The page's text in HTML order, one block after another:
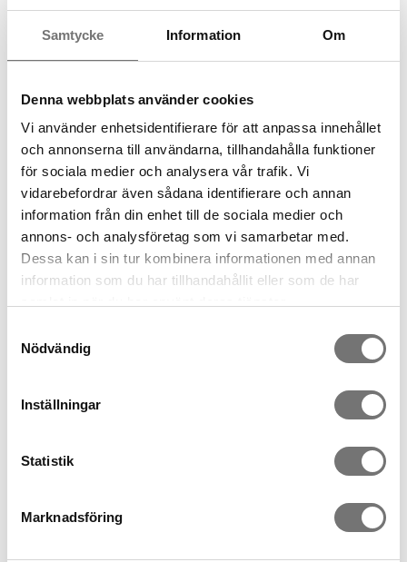
Samtycke Information Om
Denna webbplats använder cookies
Vi använder enhetsidentifierare för att anpassa innehållet
och annonserna till användarna, tillhandahålla funktioner
för sociala medier och analysera vår trafik. Vi
vidarebefordrar även sådana identifierare och annan
information från din enhet till de sociala medier och
annons- och analysföretag som vi samarbetar med.
Dessa kan i sin tur kombinera informationen med annan
information som du har tillhandahållit eller som de har
Nödvändig
Inställningar
Statistik
Marknadsföring
2 490 kr 799 kr